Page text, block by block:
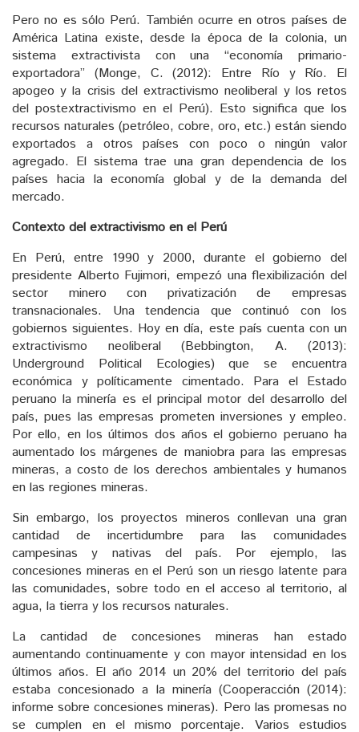
Pero no es sólo Perú. También ocurre en otros países de
América Latina existe, desde la época de la colonia, un
sistema extractivista con una “economía primario-
exportadora” (Monge, C. (2012): Entre Río y Río. El
apogeo y la crisis del extractivismo neoliberal y los retos
del postextractivismo en el Perú). Esto significa que los
recursos naturales (petróleo, cobre, oro, etc.) están siendo
exportados a otros países con poco o ningún valor
agregado. El sistema trae una gran dependencia de los
países hacia la economía global y de la demanda del
mercado.
Contexto del extractivismo en el Perú
En Perú, entre 1990 y 2000, durante el gobierno del
presidente Alberto Fujimori, empezó una flexibilización del
sector minero con privatización de empresas
transnacionales. Una tendencia que continuó con los
gobiernos siguientes. Hoy en día, este país cuenta con un
extractivismo neoliberal (Bebbington, A. (2013):
Underground Political Ecologies) que se encuentra
económica y políticamente cimentado. Para el Estado
peruano la minería es el principal motor del desarrollo del
país, pues las empresas prometen inversiones y empleo.
Por ello, en los últimos dos años el gobierno peruano ha
aumentado los márgenes de maniobra para las empresas
mineras, a costo de los derechos ambientales y humanos
en las regiones mineras.
Sin embargo, los proyectos mineros conllevan una gran
cantidad de incertidumbre para las comunidades
campesinas y nativas del país. Por ejemplo, las
concesiones mineras en el Perú son un riesgo latente para
las comunidades, sobre todo en el acceso al territorio, al
agua, la tierra y los recursos naturales.
La cantidad de concesiones mineras han estado
aumentando continuamente y con mayor intensidad en los
últimos años. El año 2014 un 20% del territorio del país
estaba concesionado a la minería (Cooperacción (2014):
informe sobre concesiones mineras). Pero las promesas no
se cumplen en el mismo porcentaje. Varios estudios